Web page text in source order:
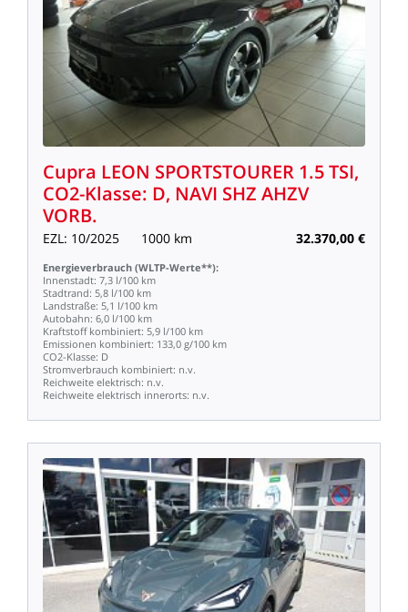
Cupra LEON SPORTSTOURER 1.5TSI,
CO2-Klasse: D, NAVI SHZ AHZV
VORB.
EZL: 10/2025 1000 km 32.370,00 €
Energieverbrauch (WLTP-Werte**):
Innenstadt: 7,3 l/100 km
Stadtrand: 5,8 l/100 km
Landstraße: 5,1 l/100 km
Autobahn: 6,0 l/100 km
Kraftstoff kombiniert: 5,9 l/100 km
Emissionen kombiniert: 133,0 g/100 km
CO2-Klasse: D
Stromverbrauch kombiniert: n.v.
Reichweite elektrisch: n.v.
Reichweite elektrisch innerorts: n.v.